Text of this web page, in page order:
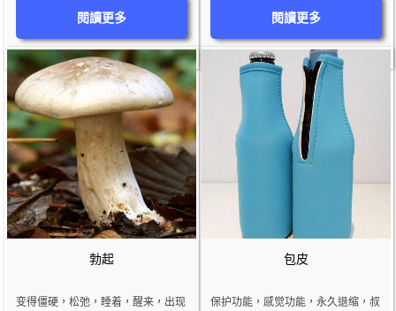
閱讀更多 閱讀更多
勃起
变得僵硬，松弛，睡着，醒来，出现
包皮
保护功能，感觉功能，永久退缩，叔